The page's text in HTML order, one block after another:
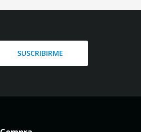
SUSCRIBIRME